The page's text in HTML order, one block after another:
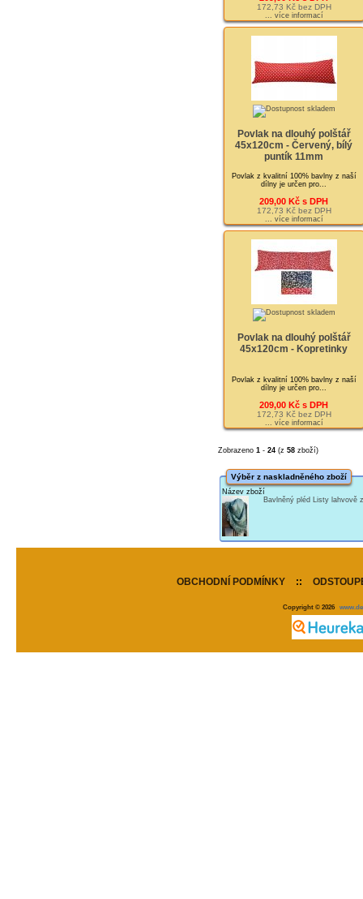
172,73 Kč bez DPH
... více informací
Povlak na dlouhý polštář
45x120cm - Červený, bílý
puntík 11mm
Povlak z kvalitní 100% bavlny z naší
dílny je určen pro...
209,00 Kč s DPH
172,73 Kč bez DPH
... více informací
Povlak na dlouhý polštář
45x120cm - Kopretinky
Povlak z kvalitní 100% bavlny z naší
dílny je určen pro...
209,00 Kč s DPH
172,73 Kč bez DPH
... více informací
Zobrazeno 1 - 24(z 58zboží)
Výběr z naskladněného zboží
Název zboží
Bavlněný pléd Listy lahvově
OBCHODNÍ PODMÍNKY ::
Copyright © 2026